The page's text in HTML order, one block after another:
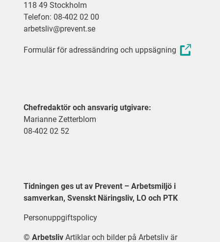
118 49 Stockholm
Telefon: 08-402 02 00
arbetsliv@prevent.se
Formulär för adressändring och uppsägning
Chefredaktör och ansvarig utgivare:
Marianne Zetterblom
08-402 02 52
Tidningen ges ut av Prevent – Arbetsmiljö i
samverkan, Svenskt Näringsliv, LO och PTK
Personuppgiftspolicy
© Arbetsliv Artiklar och bilder på Arbetsliv är